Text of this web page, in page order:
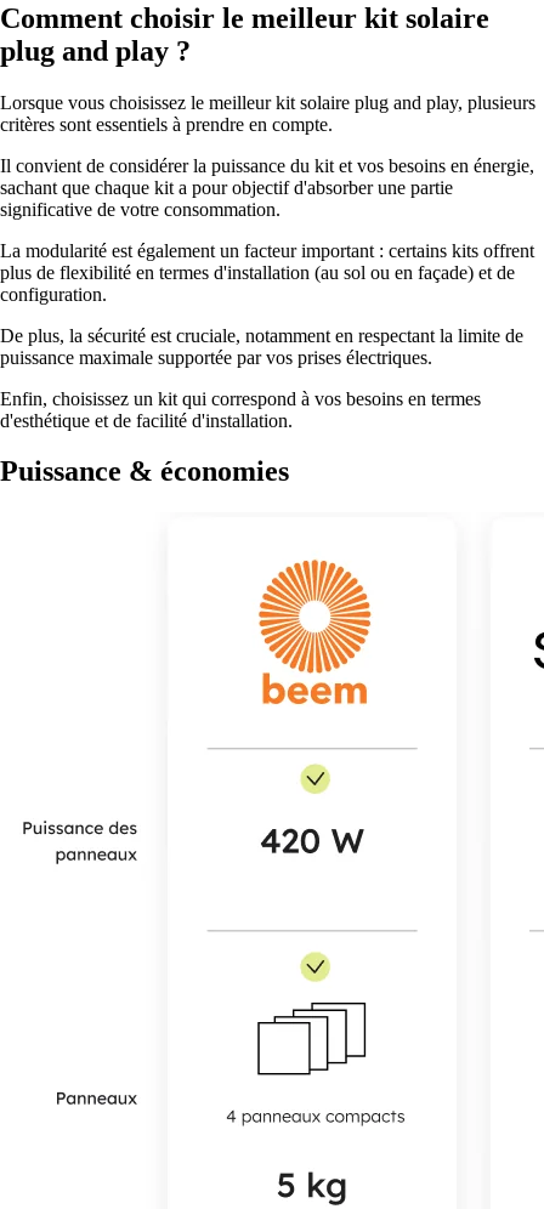
Comment choisir le meilleur kit solaire
plug and play ?
Lorsque vous choisissez le meilleur kit solaire plug and play, plusieurs
critères sont essentiels à prendre en compte.
Il convient de considérer la puissance du kit et vos besoins en énergie,
sachant que chaque kit a pour objectif d'absorber une partie
significative de votre consommation.
La modularité est également un facteur important : certains kits offrent
plus de flexibilité en termes d'installation (au sol ou en façade) et de
configuration.
De plus, la sécurité est cruciale, notamment en respectant la limite de
puissance maximale supportée par vos prises électriques.
Enfin, choisissez un kit qui correspond à vos besoins en termes
d'esthétique et de facilité d'installation.
Puissance & économies